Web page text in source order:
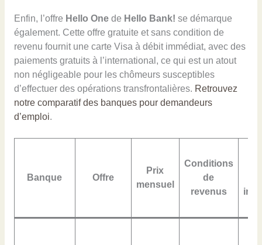
Enfin, l’offre Hello Onede Hello Bank! se démarque
également. Cette offre gratuite et sans condition de
revenu fournit une carte Visa à débit immédiat, avec des
paiements gratuits à l’international, ce qui est un atout
non négligeable pour les chômeurs susceptibles
d’effectuer des opérations transfrontalières. Retrouvez
notre comparatif des banques pour demandeurs
d’emploi.
Banque Offre
Prix
mensuel
Conditions
de
revenus